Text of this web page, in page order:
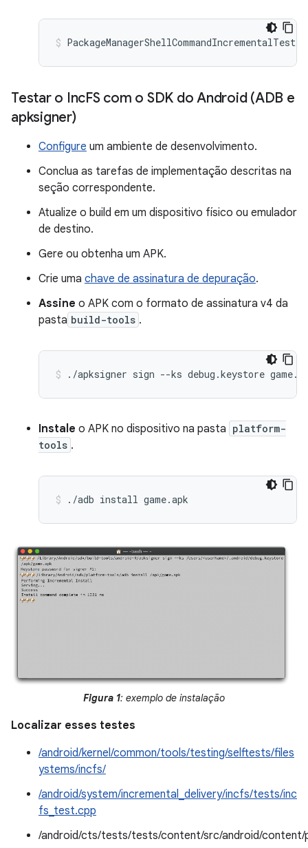
PackageManagerShellCommandIncrementalTest
Testar o IncFS com o SDK do Android (ADB e
apksigner)
Configure um ambiente de desenvolvimento.
Conclua as tarefas de implementação descritas na
seção correspondente.
Atualize o build em um dispositivo físico ou emulador
de destino.
Gere ou obtenha um APK.
Crie uma chave de assinatura de depuração.
Assine o APK com o formato de assinatura v4 da
pasta build-tools .
./apksigner sign --ks debug.keystore
Instale o APK no dispositivo na pasta platform-
tools .
./adb install game.apk
Figura 1: exemplo de instalação
Localizar esses testes
/android/kernel/common/tools/testing/selftests/files
ystems/incfs/
/android/system/incremental_delivery/incfs/tests/inc
fs_test.cpp
/android/cts/tests/tests/content/src/android/content/